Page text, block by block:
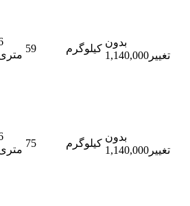
59 کیلوگرم
بدون
تغییر1,140,000
75 کیلوگرم
بدون
تغییر1,140,000